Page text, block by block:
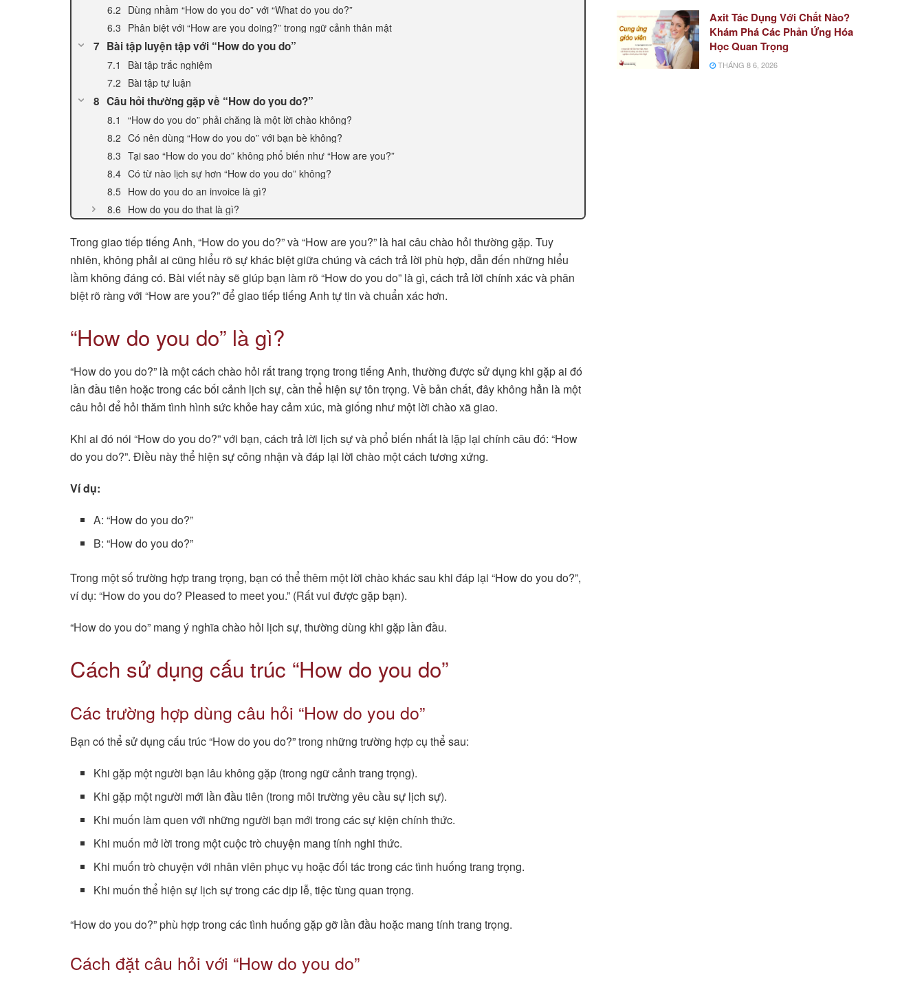
Dùng nhầm “How do you do” với “What do you do?”
Phân biệt với “How are you doing?” trong ngữ cảnh thân mật
Bài tập luyện tập với “How do you do”
Bài tập trắc nghiệm
Bài tập tự luận
Câu hỏi thường gặp về “How do you do?”
“How do you do” phải chăng là một lời chào không?
Có nên dùng “How do you do” với bạn bè không?
Tại sao “How do you do” không phổ biến như “How are you?”
Có từ nào lịch sự hơn “How do you do” không?
How do you do an invoice là gì?
How do you do that là gì?
Trong giao tiếp tiếng Anh, “How do you do?” và “How are you?” là hai câu chào hỏi thường gặp. Tuy
nhiên, không phải ai cũng hiểu rõ sự khác biệt giữa chúng và cách trả lời phù hợp, dẫn đến những hiểu
lầm không đáng có. Bài viết này sẽ giúp bạn làm rõ “How do you do” là gì, cách trả lời chính xác và phân
biệt rõ ràng với “How are you?” để giao tiếp tiếng Anh tự tin và chuẩn xác hơn.
“How do you do” là gì?
“How do you do?” là một cách chào hỏi rất trang trọng trong tiếng Anh, thường được sử dụng khi gặp ai đó
lần đầu tiên hoặc trong các bối cảnh lịch sự, cần thể hiện sự tôn trọng. Về bản chất, đây không hẳn là một
câu hỏi để hỏi thăm tình hình sức khỏe hay cảm xúc, mà giống như một lời chào xã giao.
Khi ai đó nói “How do you do?” với bạn, cách trả lời lịch sự và phổ biến nhất là lặp lại chính câu đó: “How
do you do?”. Điều này thể hiện sự công nhận và đáp lại lời chào một cách tương xứng.
Ví dụ:
A: “How do you do?”
B: “How do you do?”
Trong một số trường hợp trang trọng, bạn có thể thêm một lời chào khác sau khi đáp lại “How do you do?”,
ví dụ: “How do you do? Pleased to meet you.” (Rất vui được gặp bạn).
“How do you do” mang ý nghĩa chào hỏi lịch sự, thường dùng khi gặp lần đầu.
Cách sử dụng cấu trúc “How do you do”
Các trường hợp dùng câu hỏi “How do you do”
Bạn có thể sử dụng cấu trúc “How do you do?” trong những trường hợp cụ thể sau:
Khi gặp một người bạn lâu không gặp (trong ngữ cảnh trang trọng).
Khi gặp một người mới lần đầu tiên (trong môi trường yêu cầu sự lịch sự).
Khi muốn làm quen với những người bạn mới trong các sự kiện chính thức.
Khi muốn mở lời trong một cuộc trò chuyện mang tính nghi thức.
Khi muốn trò chuyện với nhân viên phục vụ hoặc đối tác trong các tình huống trang trọng.
Khi muốn thể hiện sự lịch sự trong các dịp lễ, tiệc tùng quan trọng.
“How do you do?” phù hợp trong các tình huống gặp gỡ lần đầu hoặc mang tính trang trọng.
Cách đặt câu hỏi với “How do you do”
Axit Tác Dụng Với Chất Nào?
Khám Phá Các Phản Ứng Hóa
Học Quan Trọng
THÁNG 8 6, 2026